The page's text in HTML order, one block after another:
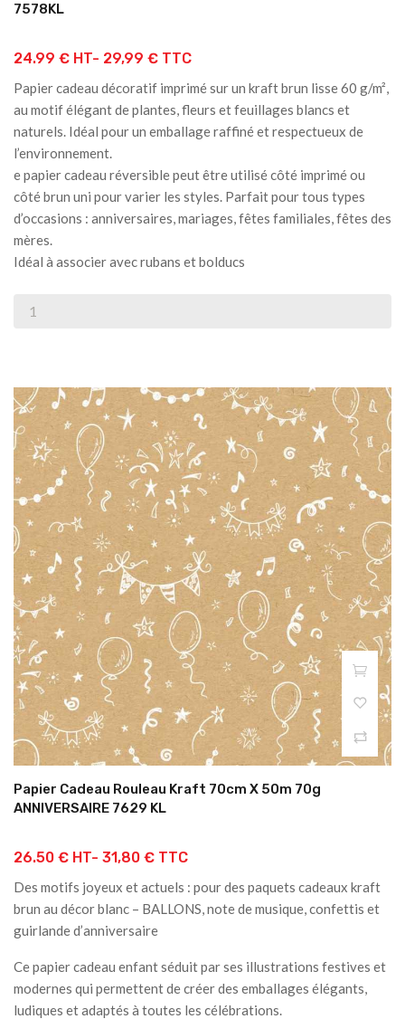
7578KL
24.99 € HT- 29,99 € TTC
Papier cadeau décoratif imprimé sur un kraft brun lisse 60 g/m²,
au motif élégant de plantes, fleurs et feuillages blancs et
naturels. Idéal pour un emballage raffiné et respectueux de
l’environnement.
e papier cadeau réversible peut être utilisé côté imprimé ou
côté brun uni pour varier les styles. Parfait pour tous types
d’occasions : anniversaires, mariages, fêtes familiales, fêtes des
mères.
Idéal à associer avec rubans et bolducs
Papier Cadeau Rouleau Kraft 70cm X 50m 70g
ANNIVERSAIRE 7629 KL
26.50 € HT- 31,80 € TTC
Des motifs joyeux et actuels : pour des paquets cadeaux kraft
brun au décor blanc – BALLONS, note de musique, confettis et
guirlande d’anniversaire
Ce papier cadeau enfant séduit par ses illustrations festives et
modernes qui permettent de créer des emballages élégants,
ludiques et adaptés à toutes les célébrations.